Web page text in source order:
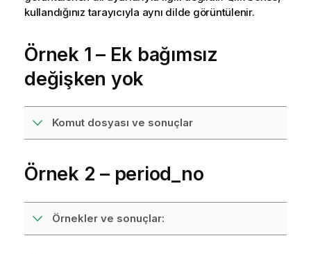
kullandığınız tarayıcıyla aynı dilde görüntülenir.
Örnek 1 – Ek bağımsız
değişken yok
Komut dosyası ve sonuçlar
Örnek 2 – period_no
Örnekler ve sonuçlar: